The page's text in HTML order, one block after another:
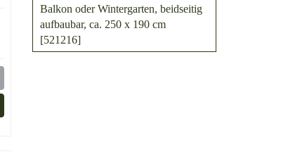
Balkon oder Wintergarten, beidseitig
aufbaubar, ca. 250 x 190 cm
[521216]